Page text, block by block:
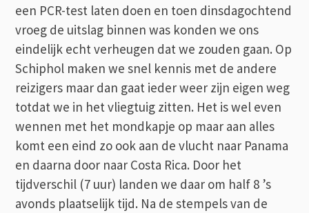
een PCR-test laten doen en toen dinsdagochtend
vroeg de uitslag binnen was konden we ons
eindelijk echt verheugen dat we zouden gaan. Op
Schiphol maken we snel kennis met de andere
reizigers maar dan gaat ieder weer zijn eigen weg
totdat we in het vliegtuig zitten. Het is wel even
wennen met het mondkapje op maar aan alles
komt een eind zo ook aan de vlucht naar Panama
en daarna door naar Costa Rica. Door het
tijdverschil (7 uur) landen we daar om half 8 ’s
avonds plaatselijk tijd. Na de stempels van de